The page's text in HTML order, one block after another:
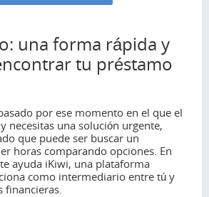
una forma rápida y
tu préstamo
por ese momento en el que el
necesitas una solución urgente,
que puede ser buscar un
horas comparando opciones. En
ayuda iKiwi, una plataforma
como intermediario entre tú y
financieras.